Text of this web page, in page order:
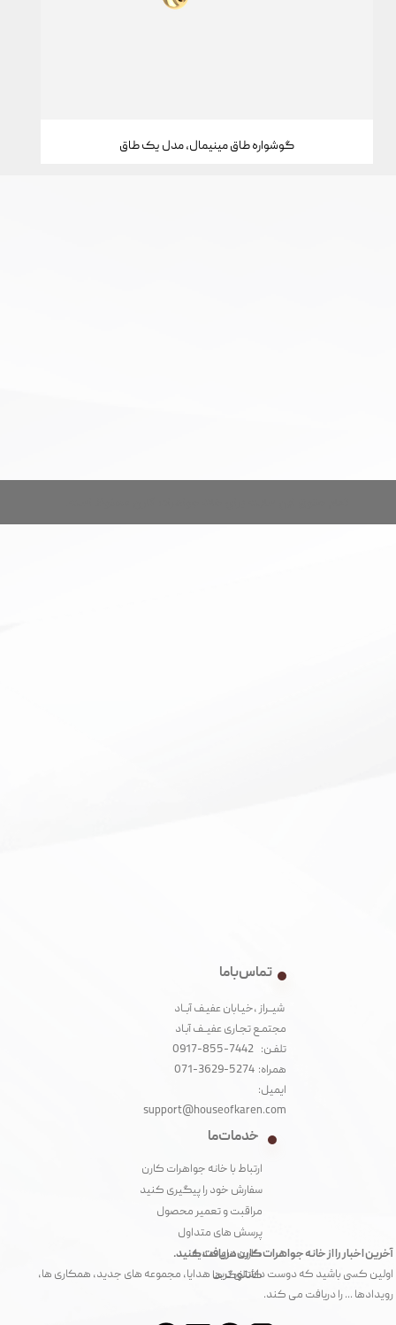
گوشواره طاق مینیمال، مدل یک طاق
آخرین اخبار را از خانه جواهرات کارن دریافت کنید.
اولین کسی باشید که دوست داشتنی ترین هدایا، مجموعه های جدید، همکاری ها،
رویدادها ... را دریافت می کند.
تماس با ما
شیــراز ،خیـابان عفیـف آبــاد
مجتمـع تجـاری عفیــف آبـاد‌
تلفـن: 7442-855-0917
همراه: 5274-3629-071
ایمیل:
support@houseofkaren.com
خدمات ما
ارتباط با خانه جواهرات کارن
سفارش خود را پیگیری کنید
مراقبت و تعمیر محصول
پرسش های متداول
کارت های هدیه
کاتالوگ ها